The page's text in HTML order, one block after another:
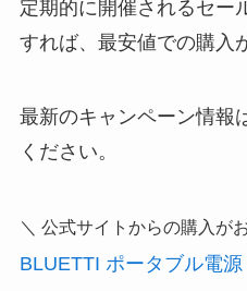
定期的に開催されるセー
すれば、最安値での購入
最新のキャンペーン情報
ください。
＼ 公式サイトからの購入が
BLUETTI ポータブル電